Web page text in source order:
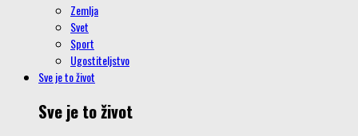
Zemlja
Svet
Sport
Ugostiteljstvo
Sve je to život
Sve je to život